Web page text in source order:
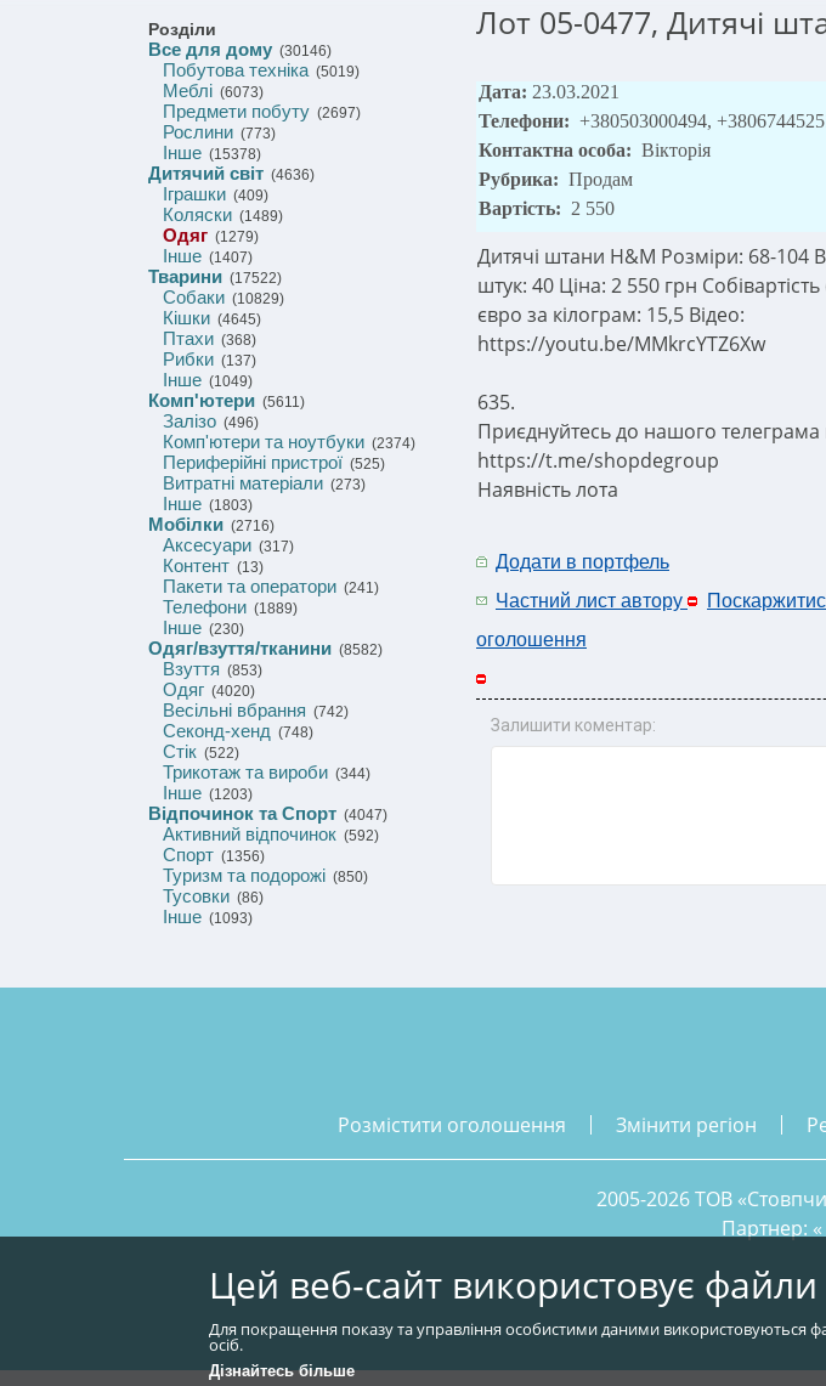
Розділи
Все для дому (30146)
Побутова техніка(5019)
Меблі (6073)
Предмети побуту (2697)
Рослини (773)
Інше (15378)
Дитячий світ (4636)
Іграшки (409)
Коляски (1489)
Одяг (1279)
Інше (1407)
Тварини (17522)
Собаки (10829)
Кішки (4645)
Птахи (368)
Рибки (137)
Інше (1049)
Комп'ютери (5611)
Залізо (496)
Комп'ютери та ноутбуки (2374)
Периферійні пристрої (525)
Витратні матеріали (273)
Інше (1803)
Мобілки (2716)
Аксесуари (317)
Контент (13)
Пакети та оператори (241)
Телефони (1889)
Інше (230)
Одяг/взуття/тканини (8582)
Взуття (853)
Одяг (4020)
Весільні вбрання (742)
Секонд-хенд (748)
Стік (522)
Трикотаж та вироби (344)
Інше (1203)
Відпочинок та Спорт (4047)
Активний відпочинок (592)
Спорт (1356)
Туризм та подорожі (850)
Тусовки (86)
Інше (1093)
Лот 05-0477, Дитячі
Дата: 23.03.2021
Телефони: +380503000494,
Контактна особа: Вікторія
Рубрика: Продам
Вартість: 2 550
Дитячі штани H&M Розміри: 68-104
штук: 40 Ціна: 2 550 грн
євро за кілограм: 15,5 Відео:
https://youtu.be/MMkrcYTZ6Xw
635.
Приєднуйтесь до нашого телеграма
https://t.me/shopdegroup
Наявність лота
Додати в портфель
Частний лист автору
оголошення
Залишити коментар:
розмістити оголошення змінити регіон
2005-2026 ТОВ
Партнер: «
Цей веб-сайт використовує
Для покращення показу та управління особистими даними використовуються
осіб.
Дізнайтесь більше